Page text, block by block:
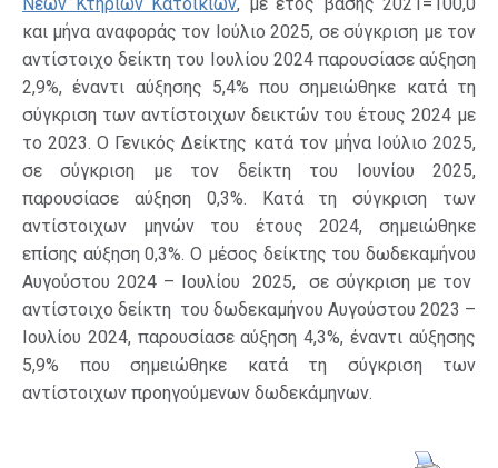
και μήνα αναφοράς τον Ιούλιο 2025, σε σύγκριση με τον
αντίστοιχο δείκτη του Ιουλίου 2024 παρουσίασε αύξηση
2,9%, έναντι αύξησης 5,4% που σημειώθηκε κατά τη
σύγκριση των αντίστοιχων δεικτών του έτους 2024 με
το 2023. Ο Γενικός Δείκτης κατά τον μήνα Ιούλιο 2025,
σε σύγκριση με τον δείκτη του Ιουνίου 2025,
παρουσίασε αύξηση 0,3%. Κατά τη σύγκριση των
αντίστοιχων μηνών του έτους 2024, σημειώθηκε
επίσης αύξηση 0,3%. Ο μέσος δείκτης του δωδεκαμήνου
Αυγούστου 2024 – Ιουλίου 2025, σε σύγκριση με τον
αντίστοιχο δείκτη του δωδεκαμήνου Αυγούστου 2023 –
Ιουλίου 2024, παρουσίασε αύξηση 4,3%, έναντι αύξησης
5,9% που σημειώθηκε κατά τη σύγκριση των
αντίστοιχων προηγούμενων δωδεκάμηνων.